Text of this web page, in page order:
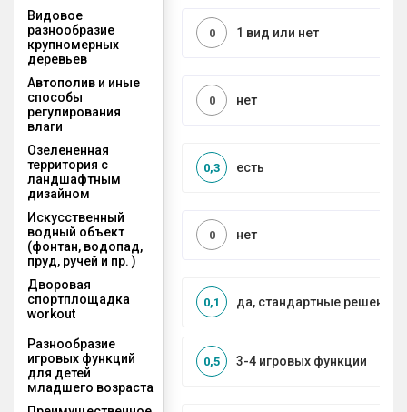
Видовое
разнообразие
крупномерных
деревьев
1 вид или нет
0
Автополив и иные
способы
регулирования
влаги
нет
0
Озелененная
территория с
ландшафтным
дизайном
есть
0,3
Искусственный
водный объект
(фонтан, водопад,
пруд, ручей и пр. )
нет
0
Дворовая
спортплощадка
workout
да, стандартные решения
0,1
Разнообразие
игровых функций
для детей
младшего возраста
3-4 игровых функции
0,5